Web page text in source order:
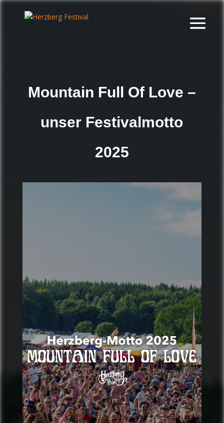
Mountain Full Of Love –
unser Festivalmotto
2025